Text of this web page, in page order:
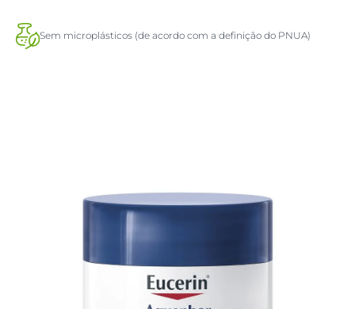
Sem microplásticos (de acordo com a definição do PNUA)